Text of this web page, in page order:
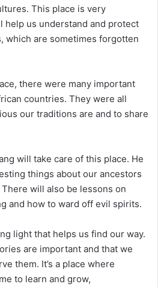
This place is very
help us understand and protect
which are sometimes forgotten
there were many important
countries. They were all
our traditions are and to share
will take care of this place. He
things about our ancestors
will also be lessons on
and how to ward off evil spirits.
light that helps us find our way.
are important and that we
them. It’s a place where
to learn and grow,